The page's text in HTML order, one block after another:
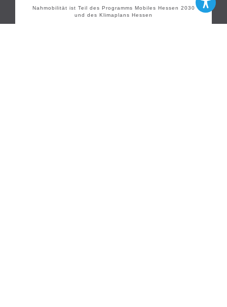
Nahmobilität ist Teil des Programms Mobiles Hessen 2030
und des Klimaplans Hessen